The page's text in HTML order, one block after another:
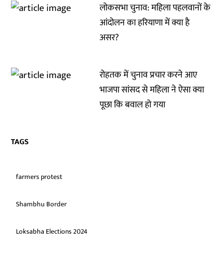
लोकसभा चुनाव: महिला पहलवानों के
आंदोलन का हरियाणा में क्या है
असर?
रोहतक में चुनाव प्रचार करने आए
भाजपा सांसद से महिला ने ऐसा क्या
पूछा कि बवाल हो गया
TAGS
farmers protest
Shambhu Border
Loksabha Elections 2024